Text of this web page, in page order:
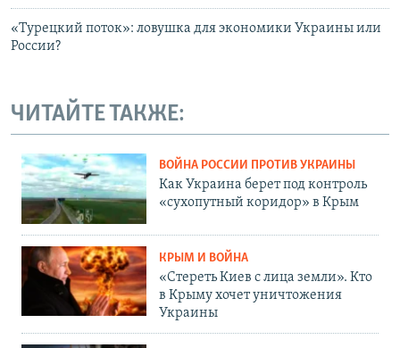
«Турецкий поток»: ловушка для экономики Украины или
России?
ЧИТАЙТЕ ТАКЖЕ:
ВОЙНА РОССИИ ПРОТИВ УКРАИНЫ
Как Украина берет под контроль
«сухопутный коридор» в Крым
КРЫМ И ВОЙНА
«Стереть Киев с лица земли». Кто
в Крыму хочет уничтожения
Украины